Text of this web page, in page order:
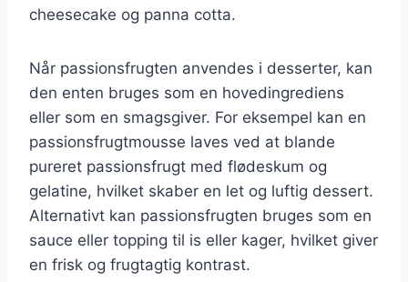
cheesecake og panna cotta.
Når passionsfrugten anvendes i desserter, kan
den enten bruges som en hovedingrediens
eller som en smagsgiver. For eksempel kan en
passionsfrugtmousse laves ved at blande
pureret passionsfrugt med flødeskum og
gelatine, hvilket skaber en let og luftig dessert.
Alternativt kan passionsfrugten bruges som en
sauce eller topping til is eller kager, hvilket giver
en frisk og frugtagtig kontrast.